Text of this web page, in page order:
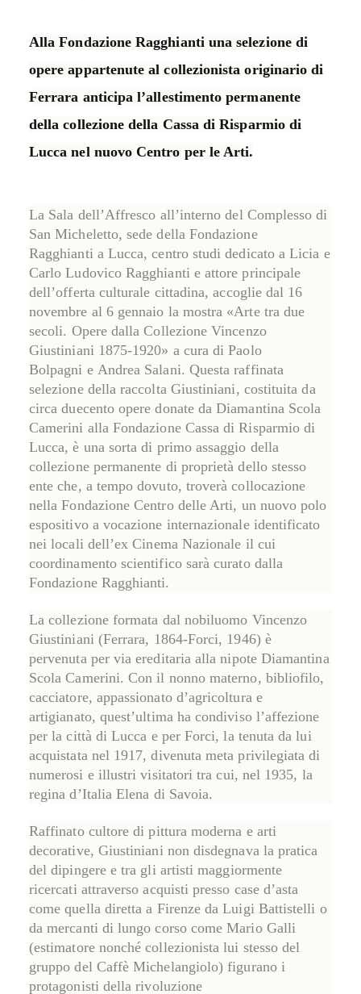
Alla Fondazione Ragghianti una selezione di
opere appartenute al collezionista originario di
Ferrara anticipa l’allestimento permanente
della collezione della Cassa di Risparmio di
Lucca nel nuovo Centro per le Arti.
La Sala dell’Affresco all’interno del Complesso di
San Micheletto, sede della Fondazione
Ragghianti a Lucca, centro studi dedicato a Licia e
Carlo Ludovico Ragghianti e attore principale
dell’offerta culturale cittadina, accogliedal 16
novembre al 6 gennaio la mostra «Arte tra due
secoli. Opere dalla Collezione Vincenzo
Giustiniani 1875-1920» a cura diPaolo
Bolpagni e Andrea Salani. Questa raffinata
selezione della raccolta Giustiniani, costituita da
circa duecento opere donate daDiamantina Scola
Camerini alla Fondazione Cassa di Risparmio di
Lucca, è una sorta di primo assaggio della
collezione permanente di proprietà dello stesso
ente che, a tempo dovuto, troverà collocazione
nellaFondazione Centro delle Arti, un nuovo polo
espositivo a vocazione internazionale identificato
nei locali dell’ex Cinema Nazionale il cui
coordinamento scientifico sarà curato dalla
Fondazione Ragghianti.
La collezione formata dal nobiluomo Vincenzo
Giustiniani (Ferrara, 1864-Forci, 1946) è
pervenuta per via ereditaria alla nipote Diamantina
Scola Camerini. Con il nonno materno, bibliofilo,
cacciatore, appassionato d’agricoltura e
artigianato, quest’ultima ha condiviso l’affezione
per la città di Lucca e per Forci, la tenuta da lui
acquistata nel 1917, divenuta meta privilegiata di
numerosi e illustri visitatori tra cui, nel 1935, la
regina d’Italia Elena di Savoia.
Raffinato cultore di pittura moderna e arti
decorative, Giustiniani non disdegnava la pratica
del dipingere e tra gli artisti maggiormente
ricercati attraverso acquisti presso case d’asta
come quella diretta a Firenze da Luigi Battistelli o
da mercanti di lungo corso come Mario Galli
(estimatore nonché collezionista lui stesso del
gruppo del Caffè Michelangiolo) figurano i
protagonisti della rivoluzione